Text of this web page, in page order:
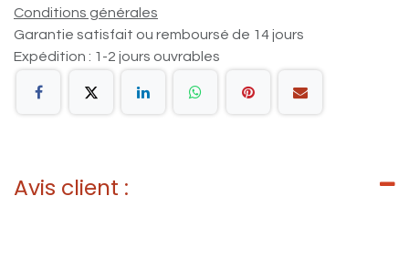
Conditions générales
Garantie satisfait ou remboursé de 14 jours
Expédition : 1-2 jours ouvrables
Avis client :